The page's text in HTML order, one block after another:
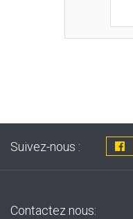
Suivez-nous :
Contactez nous: